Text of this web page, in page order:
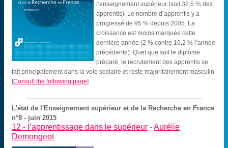
l’enseignement supérieur (soit 32,5 % des
apprentis). Le nombre d’apprentis y a
progressé de 95 % depuis 2005. La
croissance est moins marquée cette
dernière année (2 % contre 10,2 % l’année
précédente). Quel que soit le diplôme
préparé, le recrutement des apprentis se
fait principalement dans la voie scolaire et reste majoritairement masculin
[Consult the following page]
L'état de l'Enseignement supérieur et de la Recherche en France
n°8 - juin 2015
12 - l’apprentissage dans le supérieur -Aurélie
Demongeot